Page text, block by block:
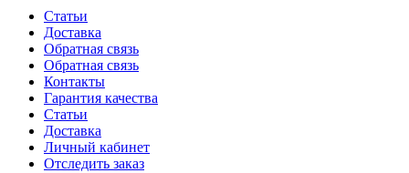
Статьи
Доставка
Обратная связь
Обратная связь
Контакты
Гарантия качества
Статьи
Доставка
Личный кабинет
Отследить заказ